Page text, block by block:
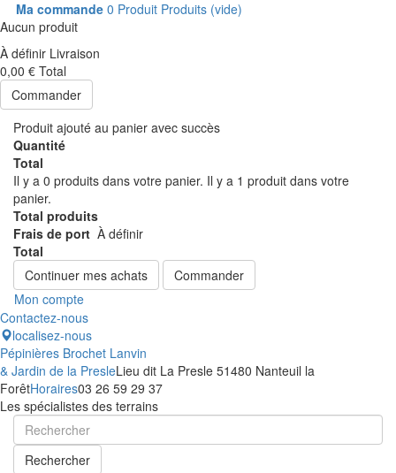
Ma commande 0 Produit Produits (vide)
Aucun produit
À définir Livraison
0,00 € Total
Commander
Produit ajouté au panier avec succès
Quantité
Total
Il y a 0 produits dans votre panier. Il y a 1 produit dans votre
panier.
Total produits
Frais de port À définir
Total
Continuer mes achats
Commander
Mon compte
Contactez-nous
localisez-nous
Pépinières Brochet Lanvin
& Jardin de la PresleLieu dit La Presle 51480 Nanteuil la
ForêtHoraires03 26 59 29 37
Les spécialistes des terrains
Rechercher